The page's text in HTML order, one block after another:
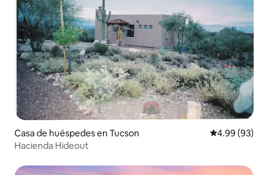
Casa de huéspedes en Tucson Calificación
4.99 (93)
Hacienda Hideout